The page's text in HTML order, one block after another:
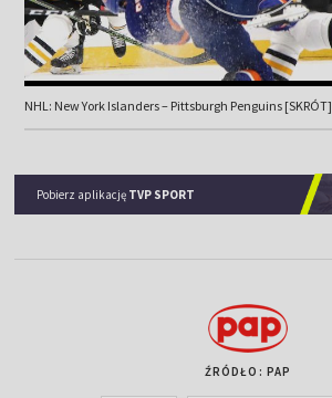
NHL: New York Islanders – Pittsburgh Penguins [SKRÓT]
Pobierz aplikację TVP SPORT
ŹRÓDŁO: PAP